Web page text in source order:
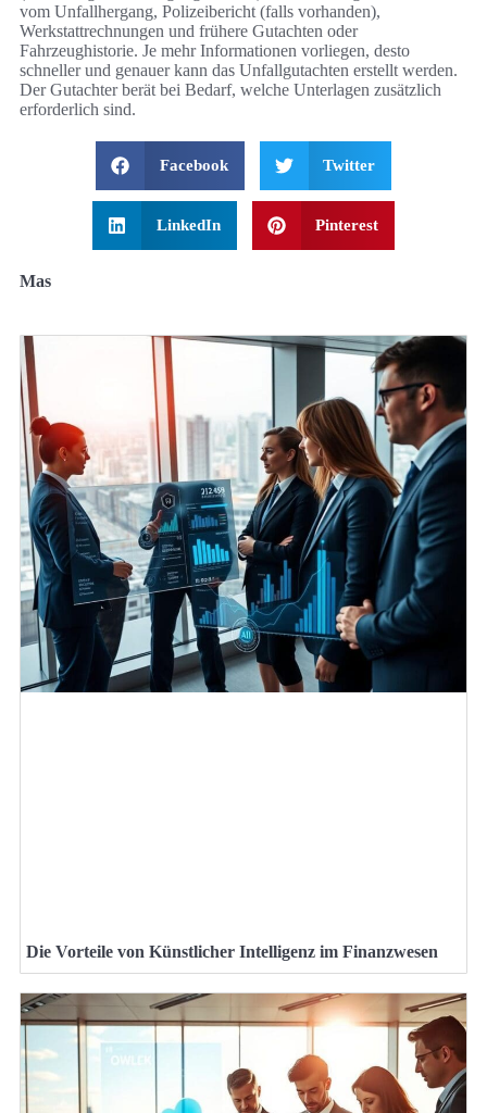
vom Unfallhergang, Polizeibericht (falls vorhanden),
Werkstattrechnungen und frühere Gutachten oder
Fahrzeughistorie. Je mehr Informationen vorliegen, desto
schneller und genauer kann das Unfallgutachten erstellt werden.
Der Gutachter berät bei Bedarf, welche Unterlagen zusätzlich
erforderlich sind.
Facebook Twitter
LinkedIn Pinterest
Mas
Die Vorteile von Künstlicher Intelligenz im Finanzwesen